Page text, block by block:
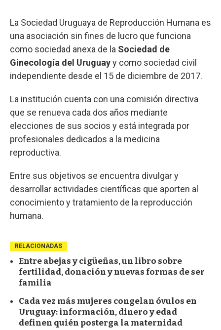
La Sociedad Uruguaya de Reproducción Humana es
una asociación sin fines de lucro que funciona
como sociedad anexa de la Sociedad de
Ginecología del Uruguayy como sociedad civil
independiente desde el 15 de diciembre de 2017.
La institución cuenta con una comisión directiva
que se renueva cada dos años mediante
elecciones de sus socios y está integrada por
profesionales dedicados a la medicina
reproductiva.
Entre sus objetivos se encuentra divulgar y
desarrollar actividades científicas que aporten al
conocimiento y tratamiento de la reproducción
humana.
RELACIONADAS
Entre abejas y cigüeñas, un libro sobre
fertilidad, donación y nuevas formas de ser
familia
Cada vez más mujeres congelan óvulos en
Uruguay: información, dinero y edad
definen quién posterga la maternidad